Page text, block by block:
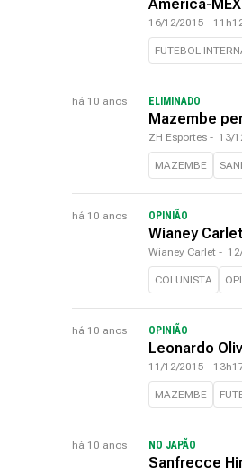
América-
16/12/2015 -
FUTEBOL
há 10 anos ELIMINADO
Mazembe
ZH Esportes - 13/
MAZEMBE
há 10 anos OPINIÃO
Wianey
Wianey Carlet -
COLUNISTA
há 10 anos OPINIÃO
Leonardo
11/12/2015 -
MAZEMBE
há 10 anos NO JAPÃO
Sanfrecce